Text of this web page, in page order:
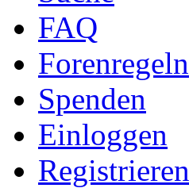
FAQ
Forenregeln
Spenden
Einloggen
Registrieren